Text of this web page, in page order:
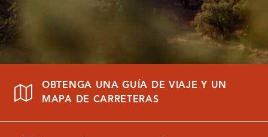
OBTENGA UNA GUÍA DE VIAJE Y UN
MAPA DE CARRETERAS